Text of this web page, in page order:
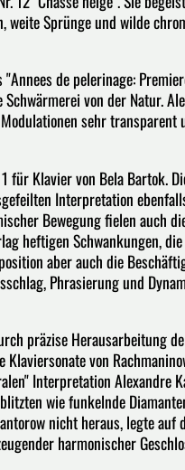
weite Sprünge und wilde
de pelerinage:
von der Natur.
sehr transparent
für Klavier von Bela Bartok.
Interpretation
Bewegung fielen auch
heftigen Schwankungen,
aber auch die
Phrasierung und
präzise Herausarbeitung
von
Interpretation Alexandre
wie funkelnde
nicht heraus, legte auf
harmonischer